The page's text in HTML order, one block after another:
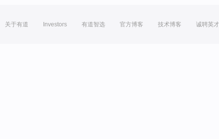
关于有道 Investors 有道智选 官方博客 技术博客 诚聘英才